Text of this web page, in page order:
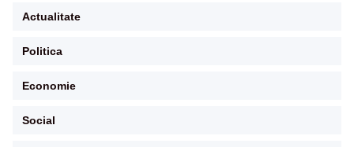
Actualitate
Politica
Economie
Social